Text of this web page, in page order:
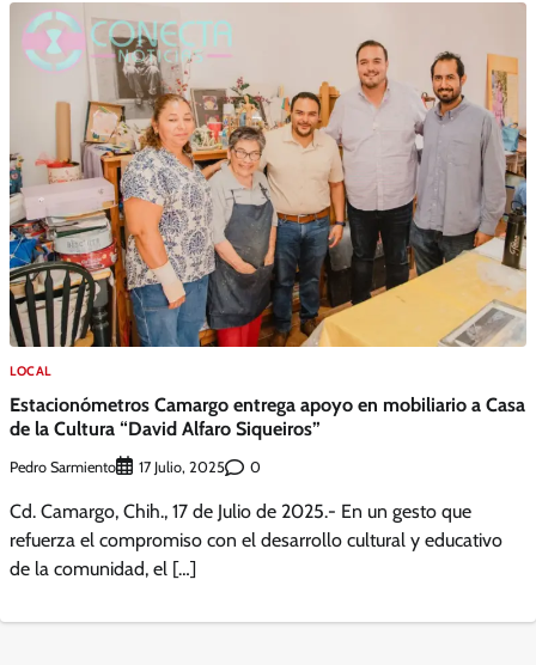
LOCAL
Estacionómetros Camargo entrega apoyo en mobiliario a Casa
de la Cultura “David Alfaro Siqueiros”
Pedro Sarmiento 17 Julio, 2025 0
Cd. Camargo, Chih., 17 de Julio de 2025.- En un gesto que
refuerza el compromiso con el desarrollo cultural y educativo
de la comunidad, el […]